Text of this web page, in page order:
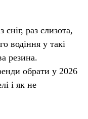
раз слизота,
водіння у такі
резина.
обрати у 2026
і як не